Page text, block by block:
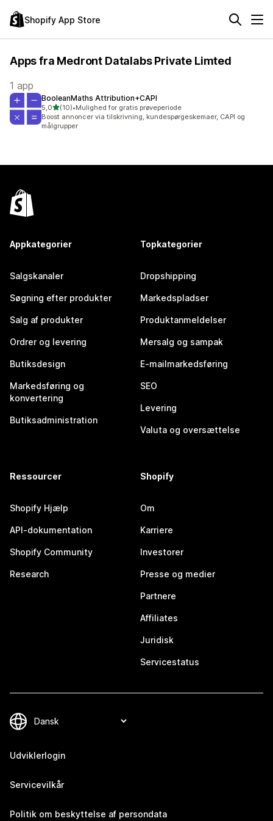
Shopify App Store
Apps fra Medront Datalabs Private Limted
1 app
BooleanMaths Attribution+CAPI
5,0ud af 5 stjerner
(10)
10 anmeldelser i alt
•Mulighed for gratis prøveperiode
Boost annoncer via tilskrivning, kundespørgeskemaer, CAPI og
målgrupper
Appkategorier
Salgskanaler
Søgning efter produkter
Salg af produkter
Ordrer og levering
Butiksdesign
Markedsføring og
konvertering
Butiksadministration
Topkategorier
Dropshipping
Markedspladser
Produktanmeldelser
Mersalg og sampak
E-mailmarkedsføring
SEO
Levering
Valuta og oversættelse
Ressourcer
Shopify Hjælp
API-dokumentation
Shopify Community
Research
Shopify
Om
Karriere
Investorer
Presse og medier
Partnere
Affiliates
Juridisk
Servicestatus
Udviklerlogin
Servicevilkår
Politik om beskyttelse af persondata